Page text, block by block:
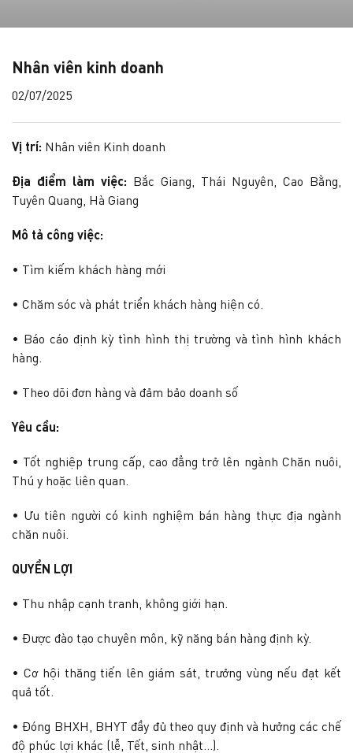
Nhân viên kinh doanh
02/07/2025
Vị trí: Nhân viên Kinh doanh
Địa điểm làm việc: Bắc Giang, Thái Nguyên, Cao Bằng,
Tuyên Quang, Hà Giang
Mô tả công việc:
• Tìm kiếm khách hàng mới
• Chăm sóc và phát triển khách hàng hiện có.
• Báo cáo định kỳ tình hình thị trường và tình hình khách
hàng.
• Theo dõi đơn hàng và đảm bảo doanh số
Yêu cầu:
• Tốt nghiệp trung cấp, cao đẳng trở lên ngành Chăn nuôi,
Thú y hoặc liên quan.
• Ưu tiên người có kinh nghiệm bán hàng thực địa ngành
chăn nuôi.
QUYỀN LỢI
• Thu nhập cạnh tranh, không giới hạn.
• Được đào tạo chuyên môn, kỹ năng bán hàng định kỳ.
• Cơ hội thăng tiến lên giám sát, trưởng vùng nếu đạt kết
quả tốt.
• Đóng BHXH, BHYT đầy đủ theo quy định và hưởng các chế
độ phúc lợi khác (lễ, Tết, sinh nhật…).